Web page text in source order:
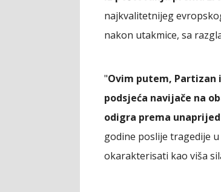
najkvalitetnijeg
nakon utakmice, sa
"Ovim putem, Partizan
podsjeća navijače na
odigra prema
godine poslije tragedije
okarakterisati kao viša